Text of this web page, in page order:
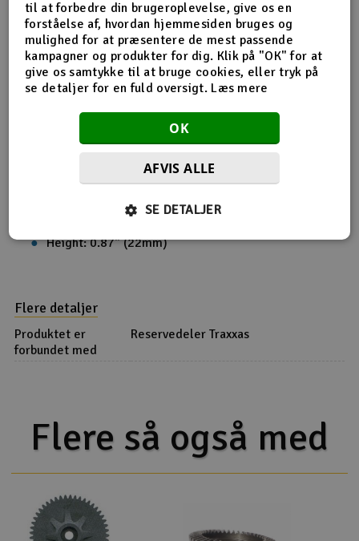
Produktinfo Tip din ven Anmeldelser
Produkt information
2060 Servo, sub-micro Length: 0.87" (22mm)
Height: 0.87" (22mm)
Flere detaljer
Produktet er
forbundet med
Reservedeler Traxxas
Flere så også med
til at forbedre din brugeroplevelse, give os en
forståelse af, hvordan hjemmesiden bruges og
mulighed for at præsentere de mest passende
kampagner og produkter for dig. Klik på "OK" for at
give os samtykke til at bruge cookies, eller tryk på
se detaljer for en fuld oversigt. Læs mere
OK
AFVIS ALLE
SE DETALJER